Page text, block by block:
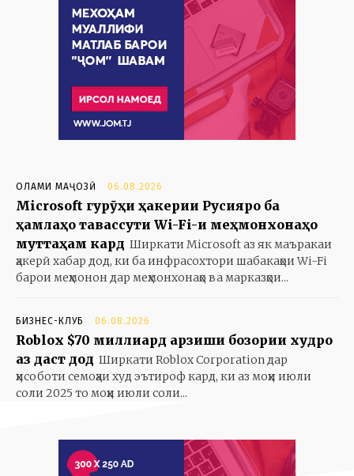
ОЛАМИ МАҶОЗӢ 06.08.2026
Microsoft гурӯҳи ҳакерии Русияро ба
ҳамлаҳо тавассути Wi-Fi-и меҳмонхонаҳо
муттаҳам кард Ширкати Microsoft аз як маъракаи
ҳакерӣ хабар дод, ки ба инфрасохтори шабакаҳои Wi-Fi
барои меҳмонон дар меҳмонхонаҳо ва марказҳои...
БИЗНЕС-КЛУБ 06.08.2026
Roblox $70 миллиард арзиши бозории худро
аз даст дод Ширкати Roblox Corporation дар
ҳисоботи семоҳаи худ эътироф кард, ки аз моҳи июли
соли 2025 то моҳи июли соли...